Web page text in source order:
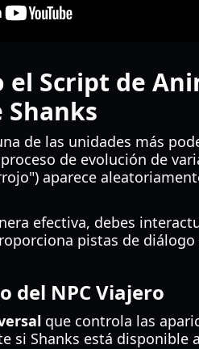
Script de
de las unidades más
de evolución de
aparece
efectiva, debes
pistas de
del NPC Viajero
que controla las
si Shanks está